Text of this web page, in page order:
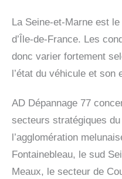
La Seine-et-Marne est
d’Île-de-France. Les
donc varier fortement
l’état du véhicule et son
AD Dépannage 77
secteurs stratégiques
l’agglomération
Fontainebleau, le sud
Meaux, le secteur de